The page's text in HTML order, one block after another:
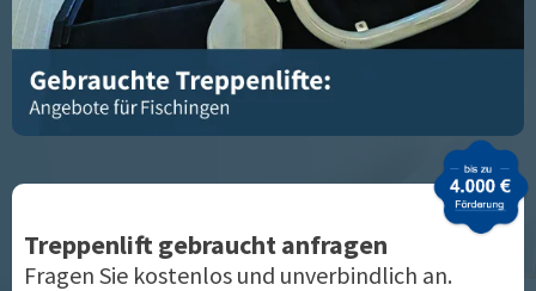
Treppenlift gebraucht anfragen
Fragen Sie kostenlos und unverbindlich an.